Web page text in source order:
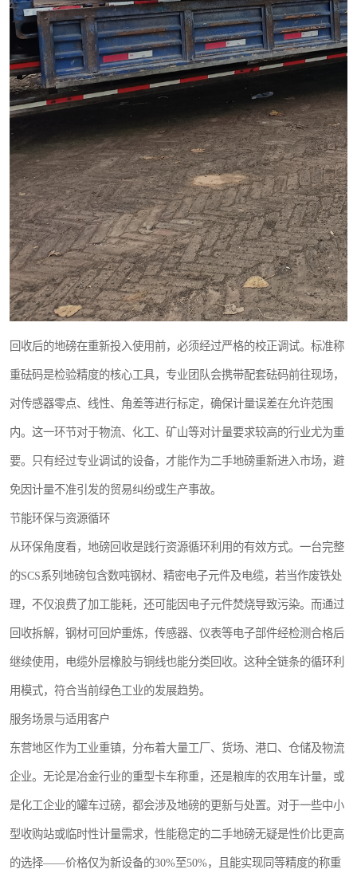
回收后的地磅在重新投入使用前，必须经过严格的校正调试。标准称
重砝码是检验精度的核心工具，专业团队会携带配套砝码前往现场，
对传感器零点、线性、角差等进行标定，确保计量误差在允许范围
内。这一环节对于物流、化工、矿山等对计量要求较高的行业尤为重
要。只有经过专业调试的设备，才能作为二手地磅重新进入市场，避
免因计量不准引发的贸易纠纷或生产事故。
节能环保与资源循环
从环保角度看，地磅回收是践行资源循环利用的有效方式。一台完整
的SCS系列地磅包含数吨钢材、精密电子元件及电缆，若当作废铁处
理，不仅浪费了加工能耗，还可能因电子元件焚烧导致污染。而通过
回收拆解，钢材可回炉重炼，传感器、仪表等电子部件经检测合格后
继续使用，电缆外层橡胶与铜线也能分类回收。这种全链条的循环利
用模式，符合当前绿色工业的发展趋势。
服务场景与适用客户
东营地区作为工业重镇，分布着大量工厂、货场、港口、仓储及物流
企业。无论是冶金行业的重型卡车称重，还是粮库的农用车计量，或
是化工企业的罐车过磅，都会涉及地磅的更新与处置。对于一些中小
型收购站或临时性计量需求，性能稳定的二手地磅无疑是性价比更高
的选择——价格仅为新设备的30%至50%，且能实现同等精度的称重